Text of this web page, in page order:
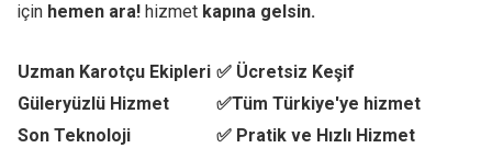
için hemen ara! hizmet kapına gelsin.
Uzman Karotçu Ekipleri ✅ Ücretsiz Keşif
Güleryüzlü Hizmet
✅Tüm Türkiye'ye hizmet
Son Teknoloji
✅ Pratik ve Hızlı Hizmet